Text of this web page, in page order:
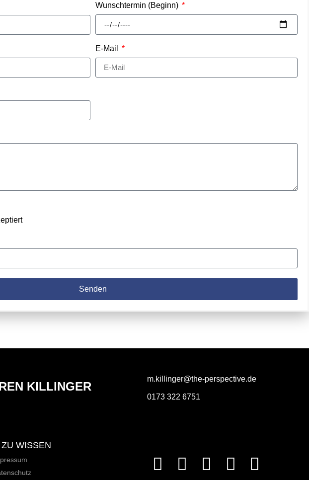
Wunschtermin (Beginn)
E-Mail
Senden
KILLINGER
m.killinger@the-perspective.de
0173 322 6751
WISSEN